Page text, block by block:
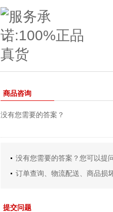
商品咨询
没有您需要的答案？
没有您需要的答案？您可以提
订单查询、物流配送、商品损
提交问题